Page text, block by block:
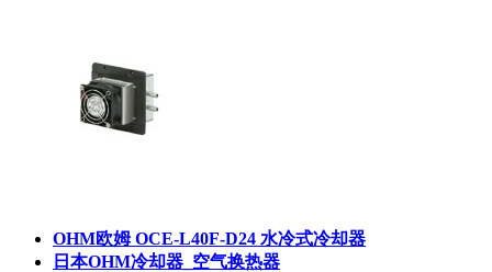
OHM欧姆 OCE-L40F-D24 水冷式冷却器
日本OHM冷却器_空气换热器